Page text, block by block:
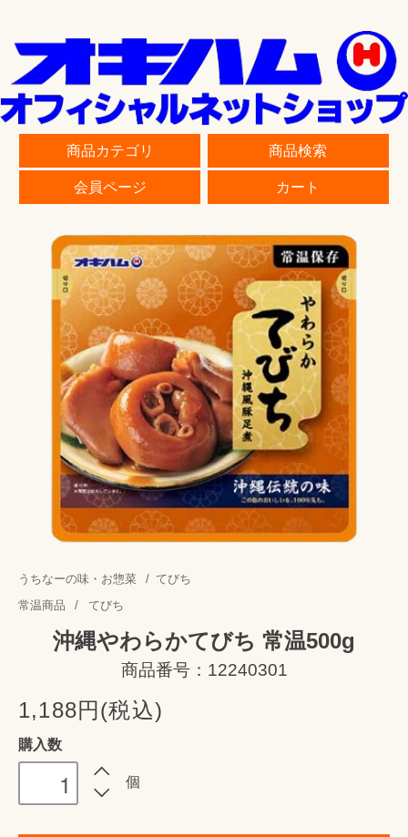
商品カテゴリ 商品検索
会員ページ カート
うちなーの味・お惣菜 / てびち
常温商品
/ てびち
沖縄やわらかてびち 常温500g
商品番号：12240301
1,188円(税込)
購入数
個